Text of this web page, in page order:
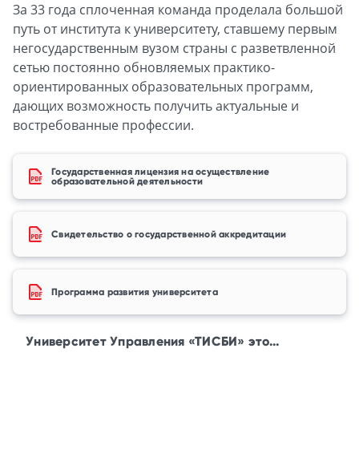
За 33 года сплоченная команда проделала большой
путь от института к университету, ставшему первым
негосударственным вузом страны с разветвленной
сетью постоянно обновляемых практико-
ориентированных образовательных программ,
дающих возможность получить актуальные и
востребованные профессии.
Государственная лицензия на осуществление
образовательной деятельности
Свидетельство о государственной аккредитации
Программа развития университета
Университет Управления «ТИСБИ» это...